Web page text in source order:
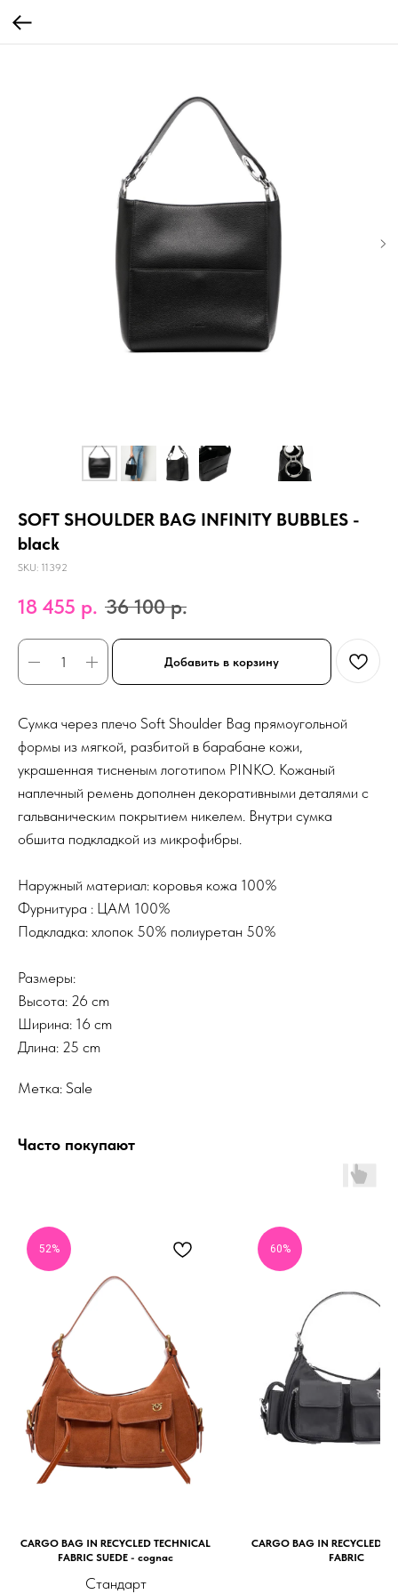
SOFT SHOULDER BAG INFINITY BUBBLES -
black
SKU: 11392
18 455 р. 36 100 р.
Добавить в корзину
Сумка через плечо Soft Shoulder Bag прямоугольной
формы из мягкой, разбитой в барабане кожи,
украшенная тисненым логотипом PINKO. Кожаный
наплечный ремень дополнен декоративными деталями с
гальваническим покрытием никелем. Внутри сумка
обшита подкладкой из микрофибры.
Наружный материал: коровья кожа 100%
Фурнитура : ЦАМ 100%
Подкладка: хлопок 50% полиуретан 50%
Размеры:
Высота: 26 cm
Ширина: 16 cm
Длина: 25 cm
Метка: Sale
Часто покупают
52%
CARGO BAG IN RECYCLED TECHNICAL
FABRIC SUEDE - cognac
Стандарт
60%
CARGO BAG IN RECYCLED
FABRIC